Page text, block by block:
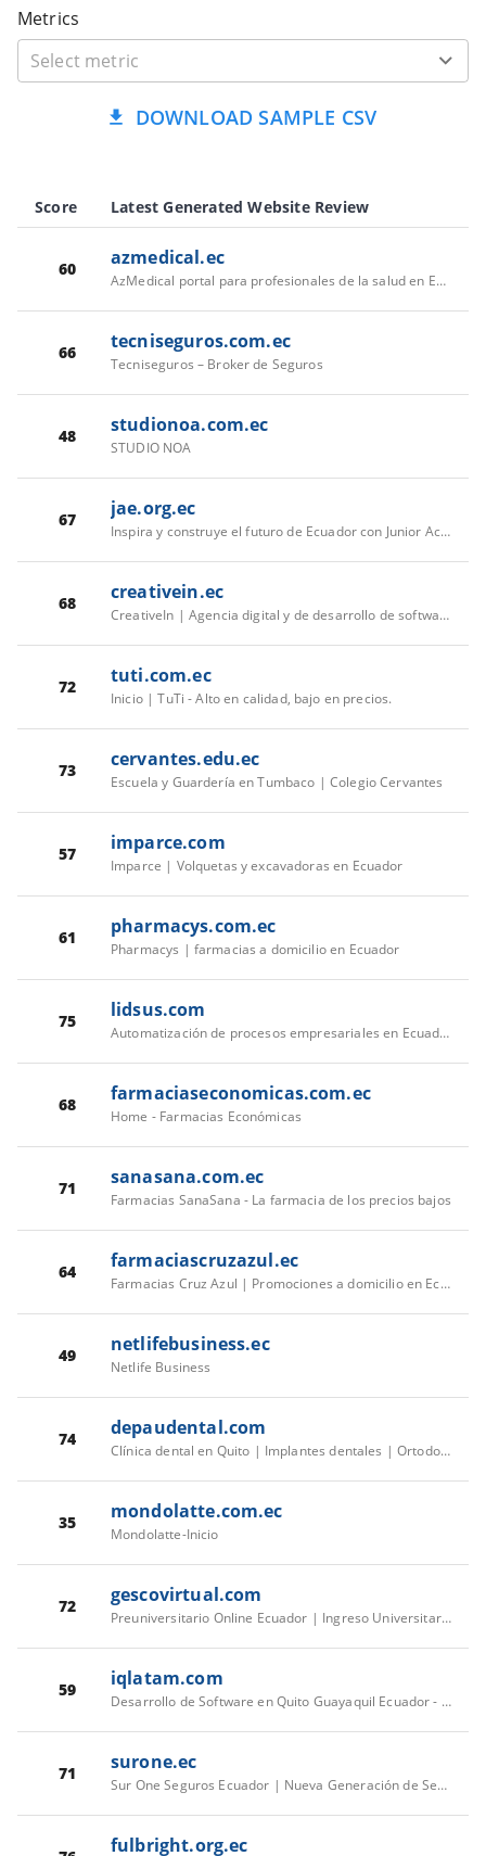
Metrics
DOWNLOAD SAMPLE CSV
Score Latest Generated Website Review
60 azmedical.ec
AzMedical portal para profesionales de la salud en Ecuador
66 tecniseguros.com.ec
Tecniseguros – Broker de Seguros
48 studionoa.com.ec
STUDIO NOA
67 jae.org.ec
Inspira y construye el futuro de Ecuador con Junior Achievement
68 creativein.ec
CreativeIn | Agencia digital y de desarrollo de software. Always There.
72 tuti.com.ec
Inicio | TuTi - Alto en calidad, bajo en precios.
73 cervantes.edu.ec
Escuela y Guardería en Tumbaco | Colegio Cervantes
57 imparce.com
Imparce | Volquetas y excavadoras en Ecuador
61 pharmacys.com.ec
Pharmacys | farmacias a domicilio en Ecuador
75 lidsus.com
Automatización de procesos empresariales en Ecuador | LIDSUS
68 farmaciaseconomicas.com.ec
Home - Farmacias Económicas
71 sanasana.com.ec
Farmacias SanaSana - La farmacia de los precios bajos
64 farmaciascruzazul.ec
Farmacias Cruz Azul | Promociones a domicilio en Ecuador
49 netlifebusiness.ec
Netlife Business
74 depaudental.com
Clínica dental en Quito | Implantes dentales | Ortodoncia | Depau
35 mondolatte.com.ec
Mondolatte-Inicio
72 gescovirtual.com
Preuniversitario Online Ecuador | Ingreso Universitario
59 iqlatam.com
Desarrollo de Software en Quito Guayaquil Ecuador - IQ Latam
71 surone.ec
Sur One Seguros Ecuador | Nueva Generación de Seguros Digitales
fulbright.org.ec